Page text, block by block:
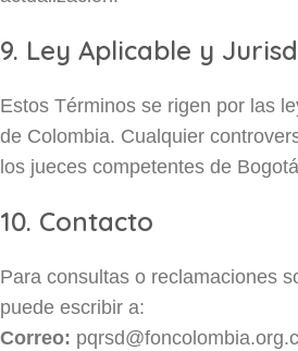
9. Ley Aplicable y
Estos Términos se rigen por las
de Colombia. Cualquier
los jueces competentes de
10. Contacto
Para consultas o reclamaciones
puede escribir a:
Correo: